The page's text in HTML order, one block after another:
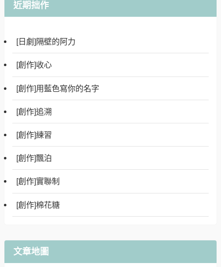
近期拙作
[日劇]隔壁的阿力
[創作]收心
[創作]用藍色寫你的名字
[創作]追溯
[創作]練習
[創作]飄泊
[創作]實聯制
[創作]棉花糖
文章地圖